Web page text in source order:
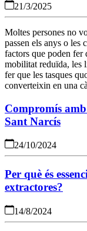
21/3/2025
Moltes persones no
passen els anys o les
factors que poden
mobilitat reduïda, les
fer que les tasques
converteixin en una
Compromís
Sant Narcís
24/10/2024
Per què és
extractores?
14/8/2024